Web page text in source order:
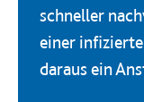
schneller
einer
daraus ein